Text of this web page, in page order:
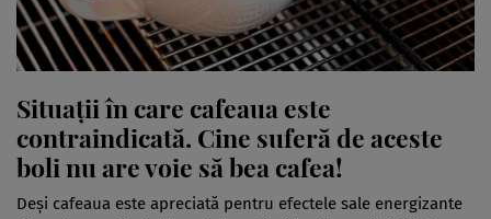
Situații în care cafeaua este
contraindicată. Cine suferă de aceste
boli nu are voie să bea cafea!
Deși cafeaua este apreciată pentru efectele sale energizante